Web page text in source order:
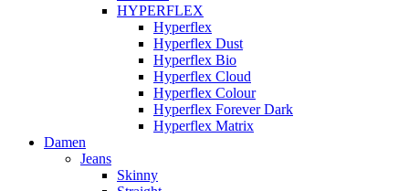
HYPERFLEX
Hyperflex
Hyperflex Dust
Hyperflex Bio
Hyperflex Cloud
Hyperflex Colour
Hyperflex Forever Dark
Hyperflex Matrix
Damen
Jeans
Skinny